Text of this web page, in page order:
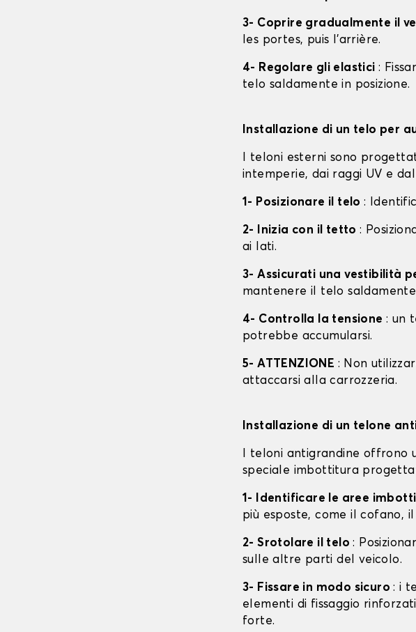
3- Coprire gradualmente il
les portes, puis l'arrière.
4- Regolare gli elastici :
telo saldamente in posizione.
Installazione di un telo per
I teloni esterni sono
intemperie, dai raggi UV e
1- Posizionare il telo:
2- Inizia con il tetto:
ai lati.
3- Assicurati una vestibilità
mantenere il telo saldamente
4- Controlla la tensione : un
potrebbe accumularsi.
5- ATTENZIONE : Non
attaccarsi alla carrozzeria.
Installazione di un telone
I teloni antigrandine offrono
speciale imbottitura
1- Identificare le aree
più esposte, come il cofano,
2- Srotolare il telo:
sulle altre parti del veicolo.
3- Fissare in modo sicuro: i
elementi di fissaggio
forte.